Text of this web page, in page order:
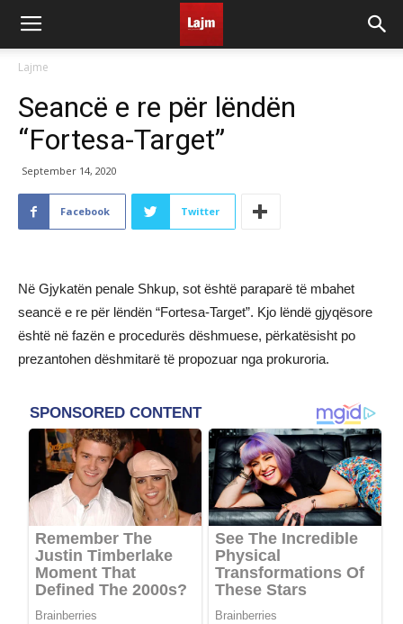
Lajme
Seancë e re për lëndën
“Fortesa-Target”
September 14, 2020
Facebook Twitter
Në Gjykatën penale Shkup, sot është paraparë të mbahet
seancë e re për lëndën “Fortesa-Target”. Kjo lëndë gjyqësore
është në fazën e procedurës dëshmuese, përkatësisht po
prezantohen dëshmitarë të propozuar nga prokuroria.